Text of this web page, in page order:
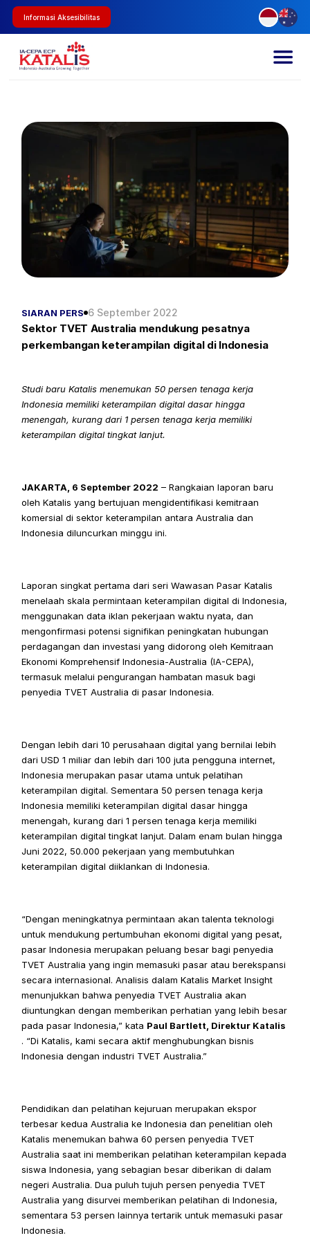
Informasi Aksesibilitas
SIARAN PERS 6 September 2022
Sektor TVET Australia mendukung pesatnya
perkembangan keterampilan digital di Indonesia
Studi baru Katalis menemukan 50 persen tenaga kerja
Indonesia memiliki keterampilan digital dasar hingga
menengah, kurang dari 1 persen tenaga kerja memiliki
keterampilan digital tingkat lanjut.
JAKARTA, 6 September 2022 – Rangkaian laporan baru
oleh Katalis yang bertujuan mengidentifikasi kemitraan
komersial di sektor keterampilan antara Australia dan
Indonesia diluncurkan minggu ini.
Laporan singkat pertama dari seri Wawasan Pasar Katalis
menelaah skala permintaan keterampilan digital di Indonesia,
menggunakan data iklan pekerjaan waktu nyata, dan
mengonfirmasi potensi signifikan peningkatan hubungan
perdagangan dan investasi yang didorong oleh Kemitraan
Ekonomi Komprehensif Indonesia-Australia (IA-CEPA),
termasuk melalui pengurangan hambatan masuk bagi
penyedia TVET Australia di pasar Indonesia.
Dengan lebih dari 10 perusahaan digital yang bernilai lebih
dari USD 1 miliar dan lebih dari 100 juta pengguna internet,
Indonesia merupakan pasar utama untuk pelatihan
keterampilan digital. Sementara 50 persen tenaga kerja
Indonesia memiliki keterampilan digital dasar hingga
menengah, kurang dari 1 persen tenaga kerja memiliki
keterampilan digital tingkat lanjut. Dalam enam bulan hingga
Juni 2022, 50.000 pekerjaan yang membutuhkan
keterampilan digital diiklankan di Indonesia.
“Dengan meningkatnya permintaan akan talenta teknologi
untuk mendukung pertumbuhan ekonomi digital yang pesat,
pasar Indonesia merupakan peluang besar bagi penyedia
TVET Australia yang ingin memasuki pasar atau berekspansi
secara internasional. Analisis dalam Katalis Market Insight
menunjukkan bahwa penyedia TVET Australia akan
diuntungkan dengan memberikan perhatian yang lebih besar
pada pasar Indonesia,” kata Paul Bartlett, Direktur Katalis
. “Di Katalis, kami secara aktif menghubungkan bisnis
Indonesia dengan industri TVET Australia.”
Pendidikan dan pelatihan kejuruan merupakan ekspor
terbesar kedua Australia ke Indonesia dan penelitian oleh
Katalis menemukan bahwa 60 persen penyedia TVET
Australia saat ini memberikan pelatihan keterampilan kepada
siswa Indonesia, yang sebagian besar diberikan di dalam
negeri Australia. Dua puluh tujuh persen penyedia TVET
Australia yang disurvei memberikan pelatihan di Indonesia,
sementara 53 persen lainnya tertarik untuk memasuki pasar
Indonesia.